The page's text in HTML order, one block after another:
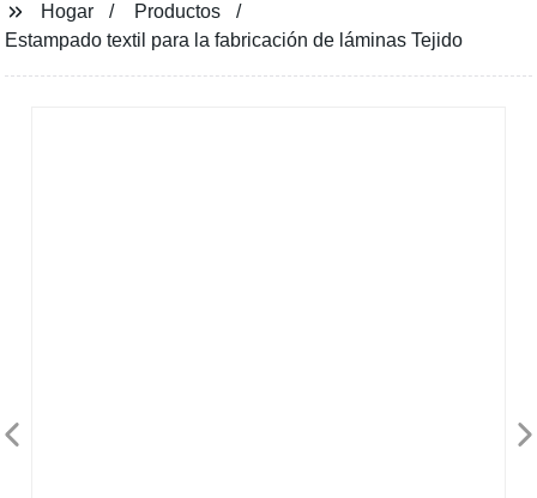
Hogar
Productos
Estampado textil para la fabricación de láminas Tejido